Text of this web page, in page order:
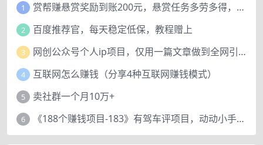
1 赏帮赚悬赏奖励到账200元，悬赏任务多劳多得，人人可做。
2 百度推荐官，每天稳定低保，教程赠上
3 网创公众号个人ip项目，仅用一篇文章做到全网引流！
4 互联网怎么赚钱（分享4种互联网赚钱模式）
5 卖社群一个月10万+
6 《188个赚钱项目-183》有驾车评项目，动动小手，复制粘贴赚44元！